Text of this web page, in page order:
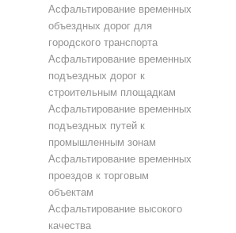
Асфальтирование временных
объездных дорог для
городского транспорта
Асфальтирование временных
подъездных дорог к
строительным площадкам
Асфальтирование временных
подъездных путей к
промышленным зонам
Асфальтирование временных
проездов к торговым
объектам
Асфальтирование высокого
качества